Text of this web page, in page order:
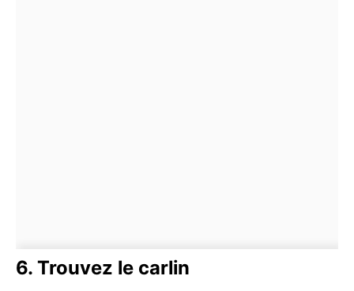
6. Trouvez le carlin